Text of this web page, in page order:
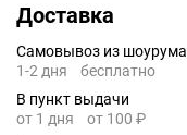
Доставка
Самовывоз из шоурума
1-2 дня
бесплатно
В пункт выдачи
от 1 дня
от 100 ₽